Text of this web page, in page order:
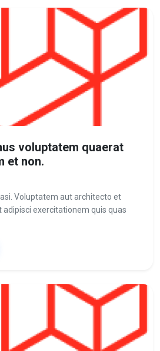
voluptatem quaerat
et non.
Voluptatem aut architecto et
exercitationem quis quas